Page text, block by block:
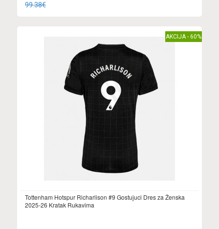
99.38€
AKCIJA - 60%
Tottenham Hotspur Richarlison #9 Gostujuci Dres za Ženska
2025-26 Kratak Rukavima